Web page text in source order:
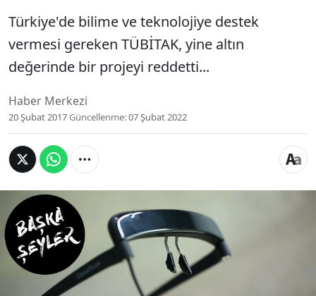
Türkiye'de bilime ve teknolojiye destek
vermesi gereken TÜBİTAK, yine altın
değerinde bir projeyi reddetti...
Haber Merkezi
20 Şubat 2017Güncellenme:07 Şubat 2022
Türkiye'de bilime ve teknolojiye
destek vermesi gereken TÜBİTAK,
yine altın değerinde bir projeyi